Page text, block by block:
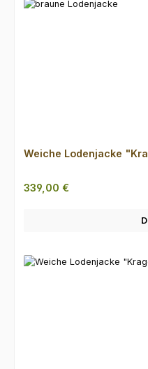
Weiche Lodenjacke
Regulärer Preis:
339,00 €